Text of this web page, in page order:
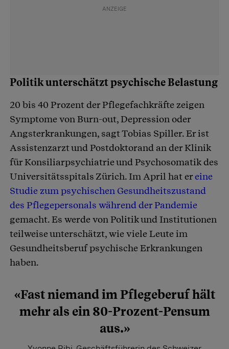
Politik unterschätzt psychische Belastung
20 bis 40 Prozent der Pflegefachkräfte zeigen
Symptome von Burn-out, Depression oder
Angsterkrankungen, sagt Tobias Spiller. Er ist
Assistenzarzt und Postdoktorand an der Klinik
für Konsiliarpsychiatrie und Psychosomatik des
Universitätsspitals Zürich. Im April hat ereine
Studie zum psychischen Gesundheitszustand
des Pflegepersonals während der Pandemie
gemacht. Es werde von Politik und Institutionen
teilweise unterschätzt, wie viele Leute im
Gesundheitsberuf psychische Erkrankungen
haben.
«Fast niemand im Pflegeberuf hält
mehr als ein 80-Prozent-Pensum
aus.»